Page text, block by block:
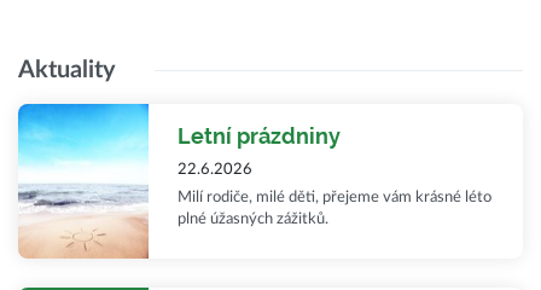
Aktuality
Letní prázdniny
22.6.2026
Milí rodiče, milé děti, přejeme vám krásné léto
plné úžasných zážitků.